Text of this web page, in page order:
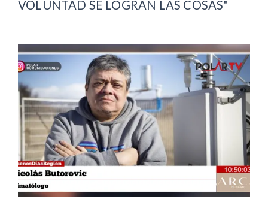
VOLUNTAD SE LOGRAN LAS COSAS"